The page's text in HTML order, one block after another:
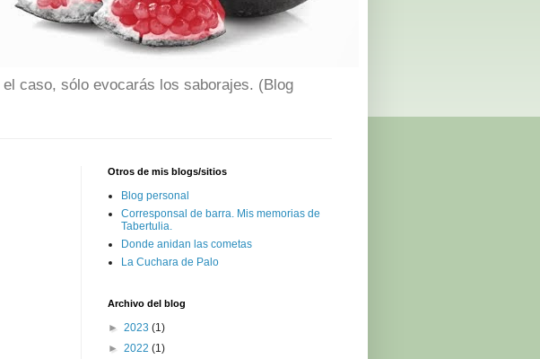
caso, sólo evocarás los saborajes. (Blog
Otros de mis blogs/sitios
Blog personal
Corresponsal de barra. Mis memorias de
Tabertulia.
Donde anidan las cometas
La Cuchara de Palo
Archivo del blog
► 2023 (1)
► 2022 (1)